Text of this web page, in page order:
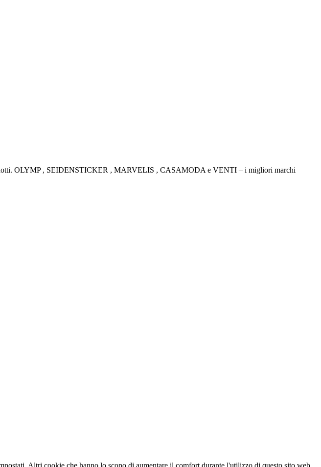
OLYMP , SEIDENSTICKER , MARVELIS , CASAMODA e VENTI – i migliori marchi
Altri cookie che hanno lo scopo di aumentare il comfort durante l'utilizzo di questo sito web,